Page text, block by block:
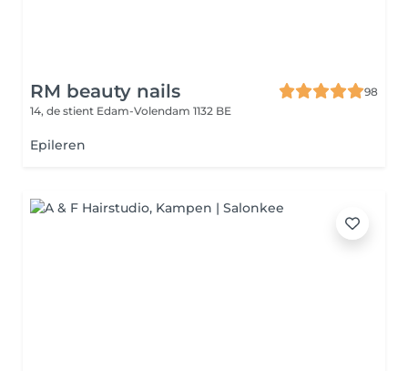
RM beauty nails
98
14, de stient Edam-Volendam 1132 BE
Epileren